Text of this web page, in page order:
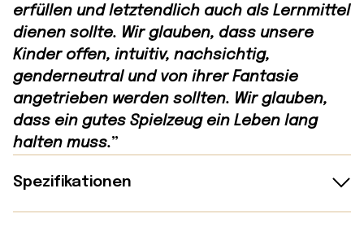
erfüllen und letztendlich auch als Lernmittel
dienen sollte. Wir glauben, dass unsere
Kinder offen, intuitiv, nachsichtig,
genderneutral und von ihrer Fantasie
angetrieben werden sollten. Wir glauben,
dass ein gutes Spielzeug ein Leben lang
halten muss.”
Spezifikationen